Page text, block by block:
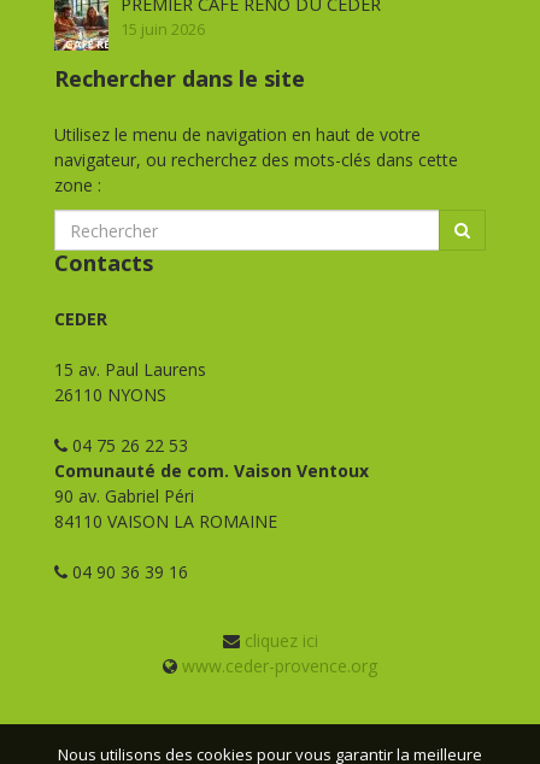
Nous utilisons des cookies pour vous garantir la meilleure
15 juin 2026
Rechercher dans le site
Utilisez le menu de navigation en haut de votre
navigateur, ou recherchez des mots-clés dans cette
zone :
Contacts
CEDER
15 av. Paul Laurens
26110 NYONS
04 75 26 22 53
Comunauté de com. Vaison Ventoux
90 av. Gabriel Péri
84110 VAISON LA ROMAINE
04 90 36 39 16
cliquez ici
www.ceder-provence.org